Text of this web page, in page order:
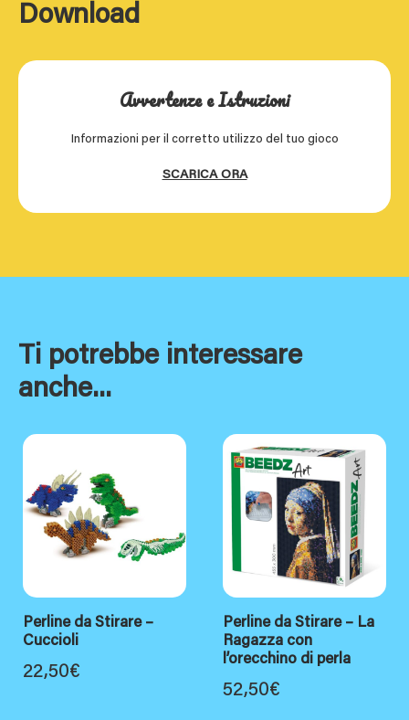
Download
Avvertenze e Istruzioni
Informazioni per il corretto utilizzo del tuo gioco
SCARICA ORA
Ti potrebbe interessare
anche...
Perline da Stirare –
Cuccioli
22,50€
Perline da Stirare – La
Ragazza con
l’orecchino di perla
52,50€